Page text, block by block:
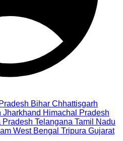
Bihar Chhattisgarh
Jharkhand Himachal Pradesh
Pradesh Telangana Tamil Nadu
West Bengal Tripura Gujarat